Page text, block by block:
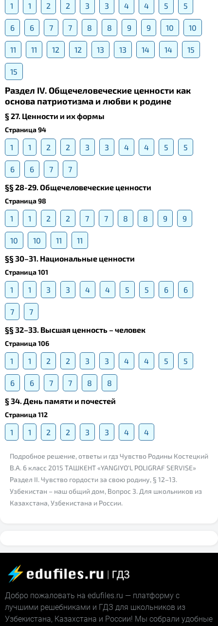
1 1 2 2 3 3 4 4 5 5
6 6 7 7 8 8 9 9 10 10
11 11 12 12 13 13 14 14 15
15
Раздел IV. Общечеловеческие ценности как
основа патриотизма и любви к родине
§ 27. Ценности и их формы
Страница 94
1 1 2 2 3 3 4 4 5 5
6 6 7
7
§§ 28-29. Общечеловеческие ценности
Страница 98
1 1 2 2 7 7 8 8 9 9
10 10 11
11
§§ 30–31. Национальные ценности
Страница 101
1 1 3 3 4 4 5 5 6 6
7
7
§§ 32–33. Высшая ценность – человек
Страница 106
1 1 2 2 3 3 4 4 5 5
6 6 7 7 8
8
§ 34. День памяти и почестей
Страница 112
1 1 2 2 3 3 4 4
Подробное решение, ответы и гдз Чувство Родины Костецкий
В.А. 6 класс 2015 ТАШКЕНТ «YANGIYO‘L POLIGRAF SERVISE»
Раздел II. Чувство гордости за свою родину, § 12–13.
Узбекистан – наш общий дом, Вопрос 3. Для школьников из
Казахстана, Узбекистана и России.
Добро пожаловать на edufiles.ru — платформу с
лучшими решебниками и ГДЗ для школьников из
Узбекистана, Казахстана и России! Мы собрали удобные